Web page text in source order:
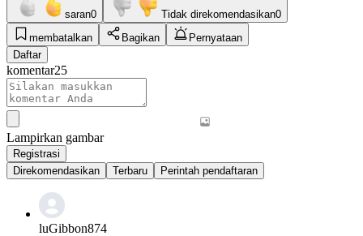
saran0 Tidak direkomendasikan0
membatalkan
Bagikan
Pernyataan
Daftar
komentar25
Lampirkan gambar
Registrasi
Direkomendasikan
Terbaru Perintah pendaftaran
luGibbon874